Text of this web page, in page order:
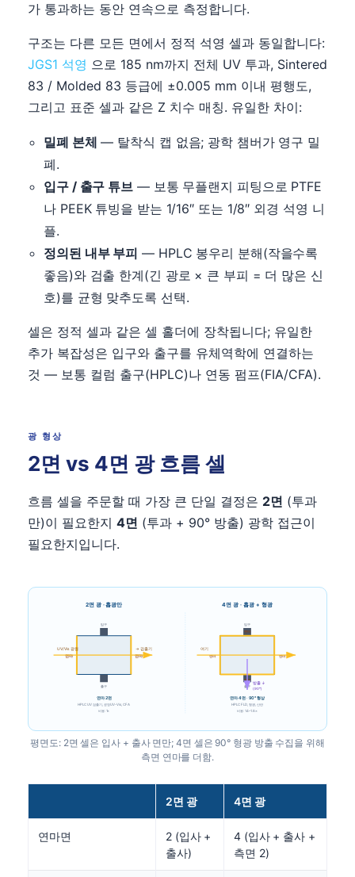
가 통과하는 동안 연속으로 측정합니다.
구조는 다른 모든 면에서 정적 석영 셀과 동일합니다:
JGS1 석영 으로 185 nm까지 전체 UV 투과, Sintered
83 / Molded 83 등급에 ±0.005 mm 이내 평행도,
그리고 표준 셀과 같은 Z 치수 매칭. 유일한 차이:
밀폐 본체 — 탈착식 캡 없음; 광학 챔버가 영구 밀
폐.
입구 / 출구 튜브 — 보통 무플랜지 피팅으로 PTFE
나 PEEK 튜빙을 받는 1/16″ 또는 1/8″ 외경 석영 니
플.
정의된 내부 부피 — HPLC 봉우리 분해(작을수록
좋음)와 검출 한계(긴 광로 × 큰 부피 = 더 많은 신
호)를 균형 맞추도록 선택.
셀은 정적 셀과 같은 셀 홀더에 장착됩니다; 유일한
추가 복잡성은 입구와 출구를 유체역학에 연결하는
것 — 보통 컬럼 출구(HPLC)나 연동 펌프(FIA/CFA).
광 형상
2면 vs 4면 광 흐름 셀
흐름 셀을 주문할 때 가장 큰 단일 결정은 2면 (투과
만)이 필요한지 4면 (투과 + 90° 방출) 광학 접근이
필요한지입니다.
2면 광 · 흡광만
입구
출구
연마 연마
UV/Vis 광원 → 검출기
연마 2면
HPLC UV 검출기, 공정 UV-Vis, CFA
비용: 1×
4면 광 · 흡광 + 형광
입구
출구
연마 연마
연마
연마
여기
방출 ↓
(90°)
연마 4면 · 90° 형상
HPLC FLD, 형광, 산란
비용: 1.4–1.8×
평면도: 2면 셀은 입사 + 출사 면만; 4면 셀은 90° 형광 방출 수집을 위해
측면 연마를 더함.
2면 광 4면 광
연마면
2 (입사 +
출사)
4 (입사 + 출사 +
측면 2)